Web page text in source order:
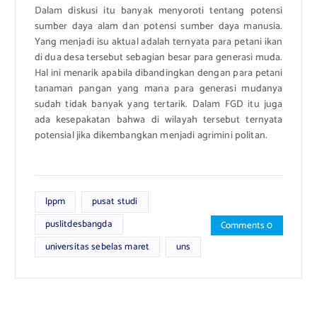
Dalam diskusi itu banyak menyoroti tentang potensi
sumber daya alam dan potensi sumber daya manusia.
Yang menjadi isu aktual adalah ternyata para petani ikan
di dua desa tersebut sebagian besar para generasi muda.
Hal ini menarik apabila dibandingkan dengan para petani
tanaman pangan yang mana para generasi mudanya
sudah tidak banyak yang tertarik. Dalam FGD itu juga
ada kesepakatan bahwa di wilayah tersebut ternyata
potensial jika dikembangkan menjadi agrimini politan.
lppm
pusat studi
puslitdesbangda
universitas sebelas maret
uns
Comments 0